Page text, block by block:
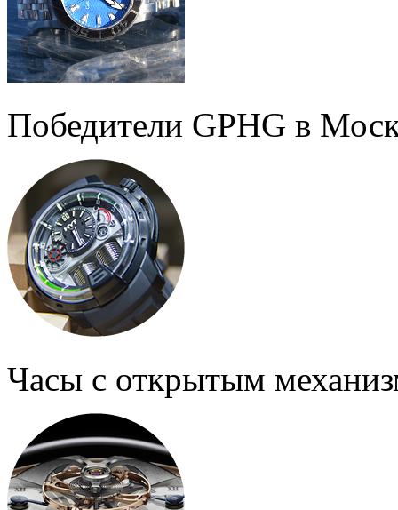
Победители GPHG в
Часы с открытым